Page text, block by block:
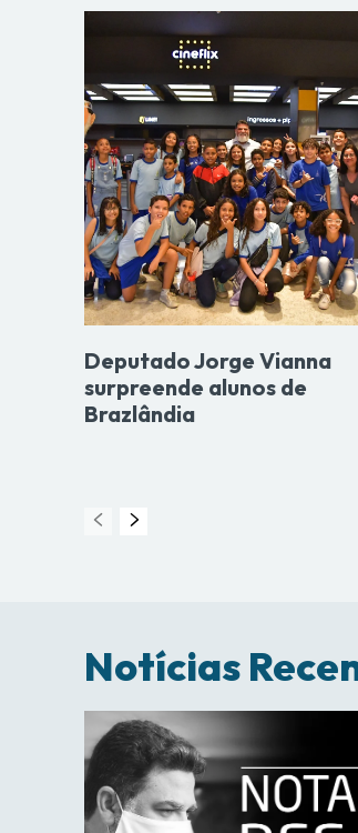
Deputado Jorge Vianna
surpreende alunos de
Brazlândia
Notícias